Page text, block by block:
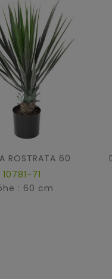
ROSTRATA 60
10781-71
: 60 cm